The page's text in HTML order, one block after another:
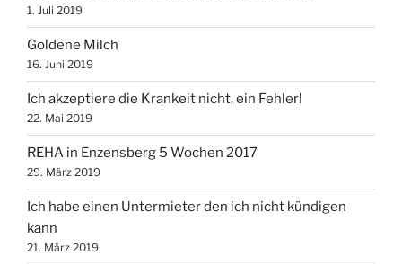
1. Juli 2019
Goldene Milch
16. Juni 2019
Ich akzeptiere die Krankeit nicht, ein Fehler!
22. Mai 2019
REHA in Enzensberg 5 Wochen 2017
29. März 2019
Ich habe einen Untermieter den ich nicht kündigen
kann
21. März 2019